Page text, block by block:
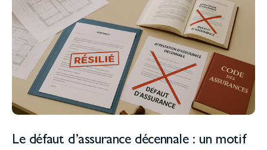
Le défaut d’assurance décennale : un motif